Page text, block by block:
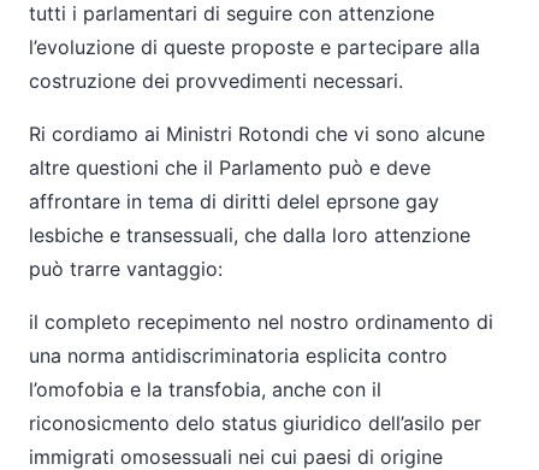
tutti i parlamentari di seguire con attenzione
l’evoluzione di queste proposte e partecipare alla
costruzione dei provvedimenti necessari.
Ri cordiamo ai Ministri Rotondi che vi sono alcune
altre questioni che il Parlamento può e deve
affrontare in tema di diritti delel eprsone gay
lesbiche e transessuali, che dalla loro attenzione
può trarre vantaggio:
il completo recepimento nel nostro ordinamento di
una norma antidiscriminatoria esplicita contro
l’omofobia e la transfobia, anche con il
riconosicmento delo status giuridico dell’asilo per
immigrati omosessuali nei cui paesi di origine